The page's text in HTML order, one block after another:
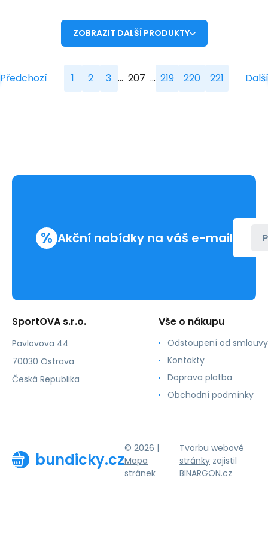
ZOBRAZIT DALŠÍ PRODUKTY
Předchozí 1 2 3 ... 207 ... 219 220 221 Další
% Akční nabídky na váš e-mail
SportOVA s.r.o.
Pavlovova 44
70030 Ostrava
Česká Republika
Vše o nákupu
Odstoupení od smlouvy
Kontakty
Doprava platba
Obchodní podmínky
bundicky.cz
© 2026 |
Mapa
stránek
Tvorbu webové
stránky zajistil
BINARGON.cz